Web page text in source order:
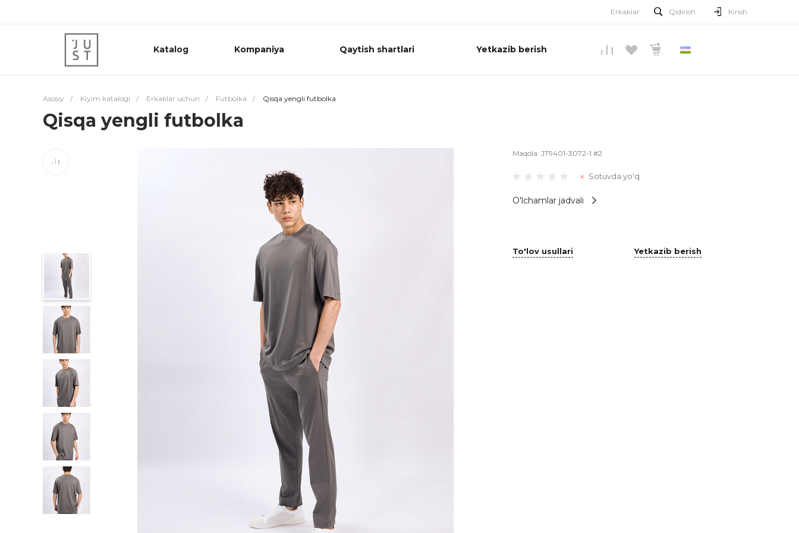
Erkaklar Qidirish Kirish
Katalog Kompaniya Qaytish shartlari Yetkazib berish
Asosiy / Kiyim katalogi / Erkaklar uchun / Futbolka / Qisqa yengli futbolka
Qisqa yengli futbolka
Maqola: JT9401-3072-1 #2
Sotuvda yo'q
O'lchamlar jadvali
To'lov usullari Yetkazib berish